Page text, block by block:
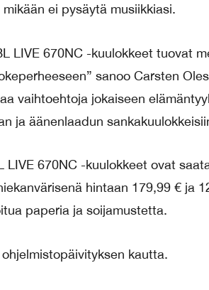
ei pysäytä musiikkiasi.
LIVE 670NC -kuulokkeet tuovat
sanoo Carsten
vaihtoehtoja jokaiseen
ja äänenlaadun
LIVE 670NC -kuulokkeet ovat
hintaan 179,99 € ja
paperia ja soijamustetta.
kautta.